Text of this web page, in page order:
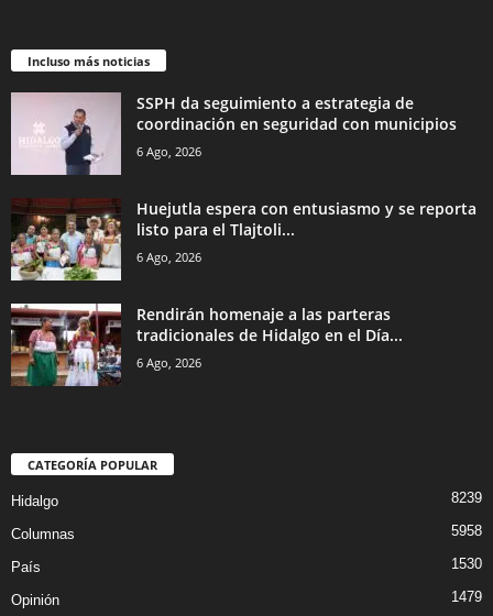
Incluso más noticias
SSPH da seguimiento a estrategia de
coordinación en seguridad con municipios
6 Ago, 2026
Huejutla espera con entusiasmo y se reporta
listo para el Tlajtoli...
6 Ago, 2026
Rendirán homenaje a las parteras
tradicionales de Hidalgo en el Día...
6 Ago, 2026
CATEGORÍA POPULAR
Hidalgo 8239
Columnas 5958
País 1530
Opinión 1479